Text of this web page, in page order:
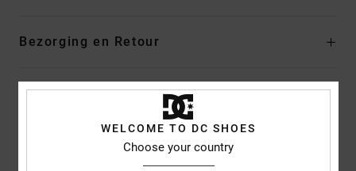
Bezorging en Retour
Reviews van klanten
Gemiddelde score
WELCOME TO DC SHOES
Choose your country